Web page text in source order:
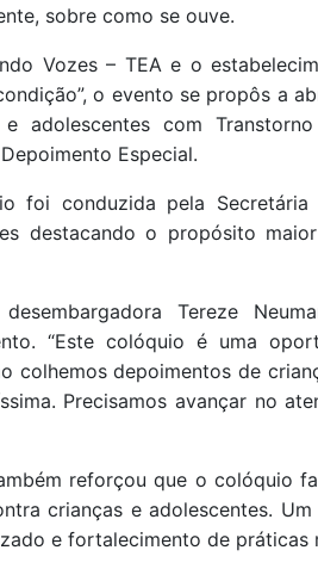
sobre como se ouve.
Vozes – TEA e o
o evento se propôs a
adolescentes com
Especial.
foi conduzida pela
destacando o propósito
Tereze
“Este colóquio é uma
colhemos depoimentos de
Precisamos avançar no
reforçou que o colóquio
crianças e adolescentes.
e fortalecimento de práticas